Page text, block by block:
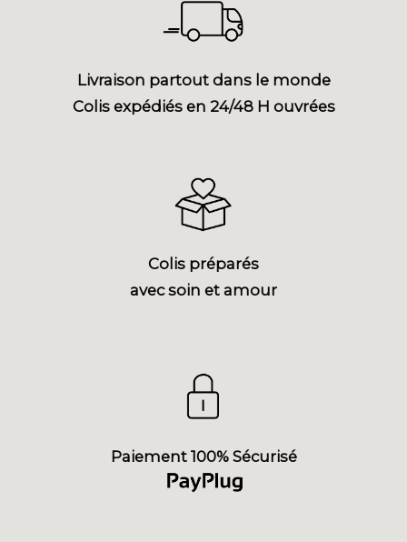
Livraison partout dans le monde
Colis expédiés en 24/48 H ouvrées
Colis préparés
avec soin et amour
Paiement 100% Sécurisé